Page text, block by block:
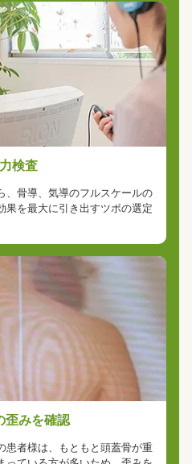
検査
、骨導、気導のフルスケールの
果を最大に引き出すツボの選定
歪みを確認
患者様は、もともと頭蓋骨が重